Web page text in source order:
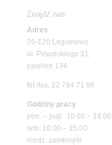
Znajdź nas
Adres
05-120 Legionowo
ul. Piłsudskiego 31,
pawilon 134
tel./fax. 22 784 71 96
Godziny pracy
pon. – piąt. 10.00 – 19.00
sob. 10.00 – 15.00
niedz. zamknięte